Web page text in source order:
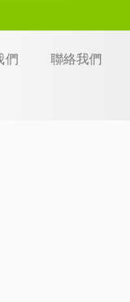
們 聯絡我們